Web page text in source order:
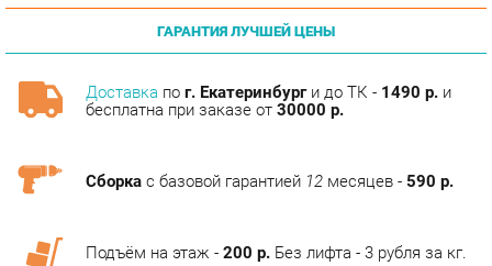
пог. Екатеринбурги до ТК -
бесплатна при заказе от30000 р.
Сборкас базовой гарантией12месяцев -
Подъём на этаж -200 р.Без лифта - 3 рубля за кг.
ТЭГИ